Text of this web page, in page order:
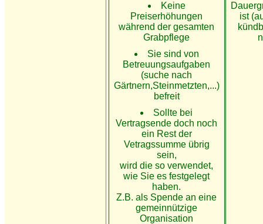
Keine
Preiserhöhungen
während der gesamten
Grabpflege
Sie sind von
Betreuungsaufgaben
(suche nach
Gärtnern,Steinmetzten,...)
befreit
Sollte bei
Vertragsende doch noch
ein Rest der
Vetragssumme übrig
sein,
wird die so verwendet,
wie Sie es festgelegt
haben.
Z.B. als Spende an eine
gemeinnützige
Organisation
ist